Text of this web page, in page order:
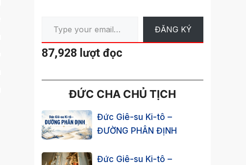
ĐĂNG KÝ
87,928 lượt đọc
ĐỨC CHA CHỦ TỊCH
Đức Giê-su Ki-tô –
ĐƯỜNG PHÂN ĐỊNH
Đức Giê-su Ki-tô –